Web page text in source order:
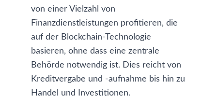
von einer Vielzahl von
Finanzdienstleistungen profitieren, die
auf der Blockchain-Technologie
basieren, ohne dass eine zentrale
Behörde notwendig ist. Dies reicht von
Kreditvergabe und -aufnahme bis hin zu
Handel und Investitionen.